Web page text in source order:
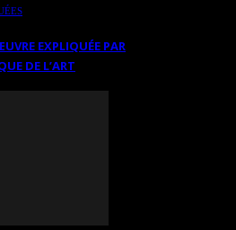
EXPLIQUÉE PAR
DE L’ART